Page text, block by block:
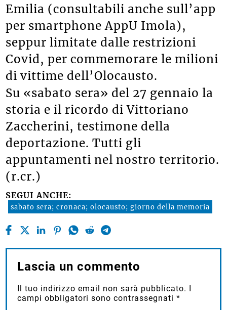
Emilia (consultabili anche sull’app
per smartphone AppU Imola),
seppur limitate dalle restrizioni
Covid, per commemorare le milioni
di vittime dell’Olocausto.
Su «sabato sera» del 27 gennaio la
storia e il ricordo di Vittoriano
Zaccherini, testimone della
deportazione. Tutti gli
appuntamenti nel nostro territorio.
(r.cr.)
SEGUI ANCHE:
sabato sera; cronaca; olocausto; giorno della memoria
Lascia un commento
Il tuo indirizzo email non sarà pubblicato. I
campi obbligatori sono contrassegnati*